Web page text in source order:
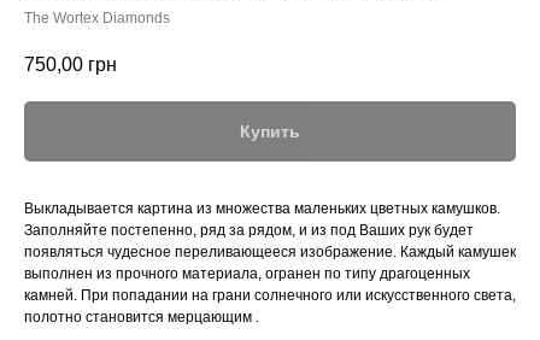
The Wortex Diamonds
750,00 грн
Купить
Выкладывается картина из множества маленьких цветных камушков.
Заполняйте постепенно, ряд за рядом, и из под Ваших рук будет
появляться чудесное переливающееся изображение. Каждый камушек
выполнен из прочного материала, огранен по типу драгоценных
камней. При попадании на грани солнечного или искусственного света,
полотно становится мерцающим .